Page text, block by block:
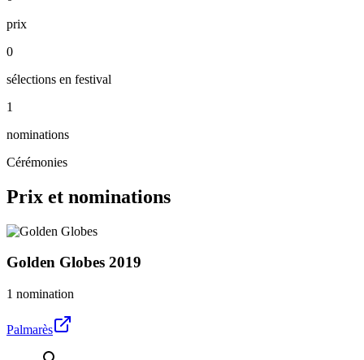
prix
0
sélections en festival
1
nominations
Cérémonies
Prix et nominations
Golden Globes 2019
1 nomination
Palmarès